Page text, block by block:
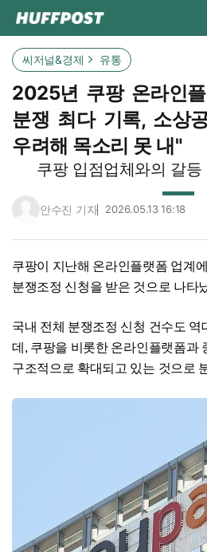
씨저널&경제 유통
2025년 쿠팡 온라인
분쟁 최다 기록, 소상
우려해 목소리 못 내"
쿠팡 입점업체와의 갈
안수진 기자 2026.05.13 16:18
쿠팡이 지난해 온라인플랫폼 업계
분쟁조정 신청을 받은 것으로 나타
국내 전체 분쟁조정 신청 건수도 역
데, 쿠팡을 비롯한 온라인플랫폼과
구조적으로 확대되고 있는 것으로